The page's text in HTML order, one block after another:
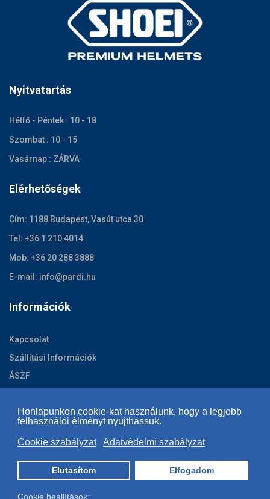
Honlapunkon cookie-kat használunk, hogy a legjobb
felhasználói élményt nyújthassuk.
Cookie szabályzat Adatvédelmi szabályzat
Elutasítom Elfogadom
Cookie beállítások:
Nyitvatartás
Hétfő - Péntek : 10 - 18
Szombat : 10 - 15
Vasárnap : ZÁRVA
Elérhetőségek
Cím: 1188 Budapest, Vasút utca 30
Tel: +36 1 210 4014
Mob: +36 20 288 3888
E-mail: info@pardi.hu
Információk
Kapcsolat
Szállítási Információk
ÁSZF
Cookie szabályzat
fenntartva |
Jogi nyilatkozat